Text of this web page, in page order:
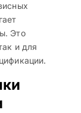
Это
и для